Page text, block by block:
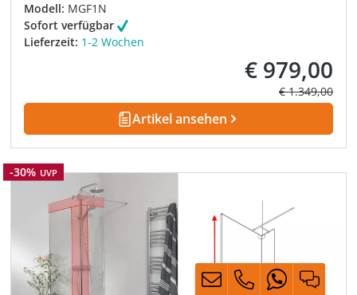
Modell: MGF1N
Sofort verfügbar
Lieferzeit: 1-2 Wochen
Verkaufspreis:
€ 979,00
Regulärer
€ 1.349,00
Artikel ansehen
Rabatt
-30% UVP